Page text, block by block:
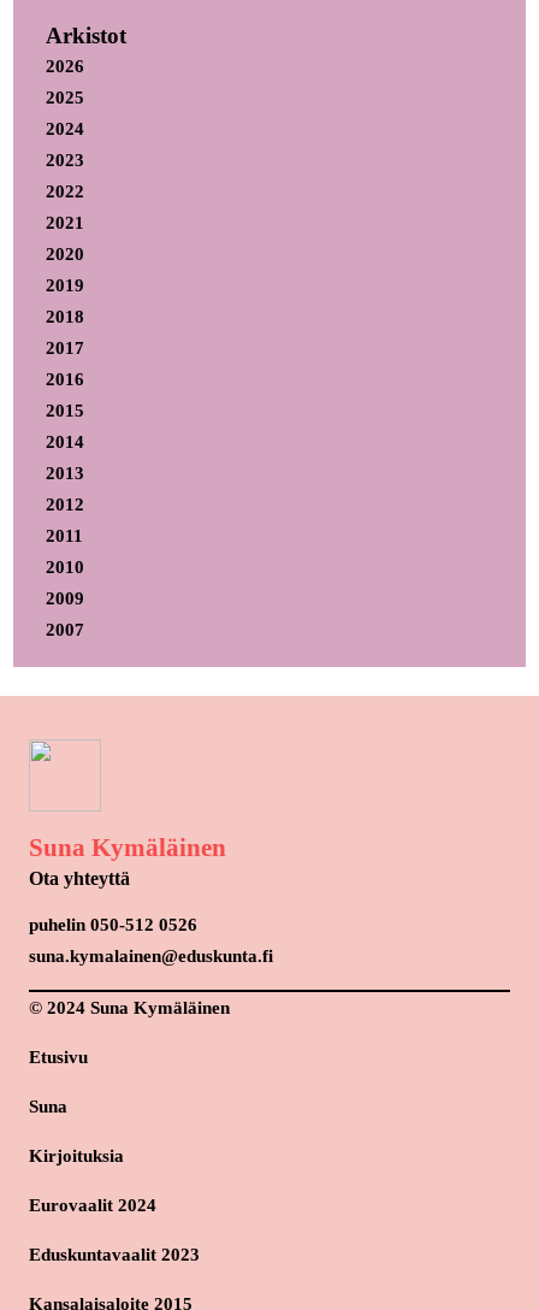
Arkistot
2026
2025
2024
2023
2022
2021
2020
2019
2018
2017
2016
2015
2014
2013
2012
2011
2010
2009
2007
Suna Kymäläinen
Ota yhteyttä
puhelin 050-512 0526
suna.kymalainen@eduskunta.fi
© 2024 Suna Kymäläinen
Etusivu
Suna
Kirjoituksia
Eurovaalit 2024
Eduskuntavaalit 2023
Kansalaisaloite 2015